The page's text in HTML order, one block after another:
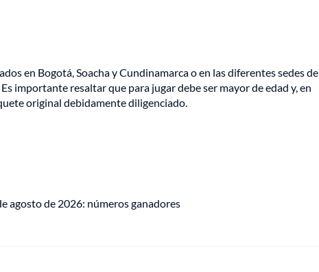
en Bogotá, Soacha y Cundinamarca o en las diferentes sedes de
importante resaltar que para jugar debe ser mayor de edad y, en
original debidamente diligenciado.
agosto de 2026: números ganadores